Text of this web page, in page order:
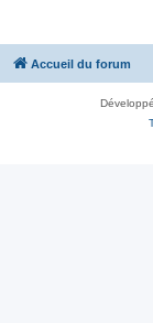
Accueil du forum